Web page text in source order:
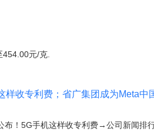
元/克.
收专利费；省广集团成为Meta中
！5G手机这样收专利费→公司新闻排